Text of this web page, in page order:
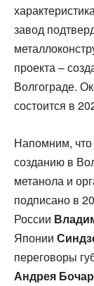
завод
проекта –
Волгограде.
состоится в
Напомним,
созданию в
метанола и
подписано в
России
Японии
переговоры
Андрея